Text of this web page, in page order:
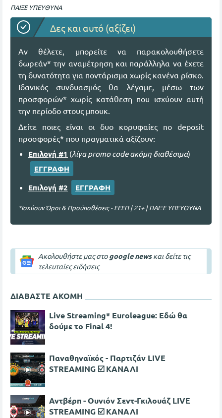
ΠΑΙΞΕ ΥΠΕΥΘΥΝΑ
Δες και αυτό (αξίζει)
Αν θέλετε, μπορείτε να παρακολουθήσετε
δωρεάν* την αναμέτρηση και παράλληλα να έχετε
τη δυνατότητα για ποντάρισμα χωρίς κανένα ρίσκο.
Ιδανικός συνδυασμός θα λέγαμε, μέσω των
προσφορών* χωρίς κατάθεση που ισχύουν αυτή
την περίοδο στους μπουκ.
Δείτε ποιες είναι οι δυο κορυφαίες no deposit
προσφορές* που πραγματικά αξίζουν:
Επιλογή #1 (λίγα promo code ακόμη διαθέσιμα)
ΕΓΓΡΑΦΗ
Επιλογή #2
ΕΓΓΡΑΦΗ
*Ισχύουν Όροι & Προϋποθέσεις - ΕΕΕΠ | 21+ | ΠΑΙΞΕ ΥΠΕΥΘΥΝΑ
Ακολουθήστε μας στοgoogle newsκαι δείτε τις
τελευταίες ειδήσεις
ΔΙΑΒΑΣΤΕ ΑΚΟΜΗ
Live Streaming* Euroleague: Εδώ θα
δούμε το Final 4!
Παναθηναϊκός - Παρτιζάν LIVE
STREAMING ☑️ ΚΑΝΑΛΙ
Αντβέρπ - Ουνιόν Σεντ-Γκιλουάζ LIVE
STREAMING ☑️ ΚΑΝΑΛΙ